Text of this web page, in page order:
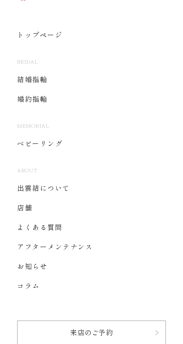
トップページ
BRIDAL
結婚指輪
婚約指輪
MEMORIAL
ベビーリング
ABOUT
出雲結について
店舗
よくある質問
アフターメンテナンス
お知らせ
コラム
来店のご予約